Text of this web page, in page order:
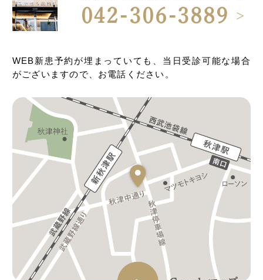
042-306-3889
WEB新患予約が埋まっていても、当日受診可能な場合
がございますので、お電話ください。